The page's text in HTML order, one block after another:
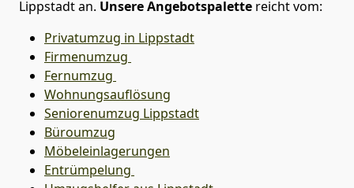
Lippstadt an. Unsere Angebotspalette reicht vom:
Privatumzug in Lippstadt
Firmenumzug
Fernumzug
Wohnungsauflösung
Seniorenumzug Lippstadt
Büroumzug
Möbeleinlagerungen
Entrümpelung